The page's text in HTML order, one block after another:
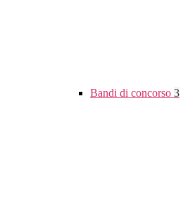
Bandi di concorso 3